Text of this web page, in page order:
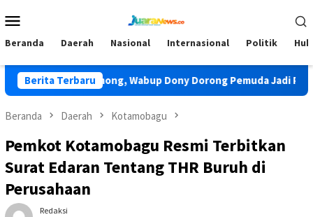
ke
Mobile
Beranda Daerah Nasional Internasional Politik
Berita Terbaru
Bolmong, Wabup Dony Dorong Pemuda Jadi Pengawal
Beranda Daerah Kotamobagu
Pemkot Kotamobagu Resmi Terbitkan
Surat Edaran Tentang THR Buruh di
Perusahaan
Redaksi